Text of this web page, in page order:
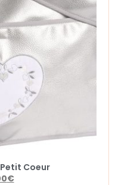
Coeur
€